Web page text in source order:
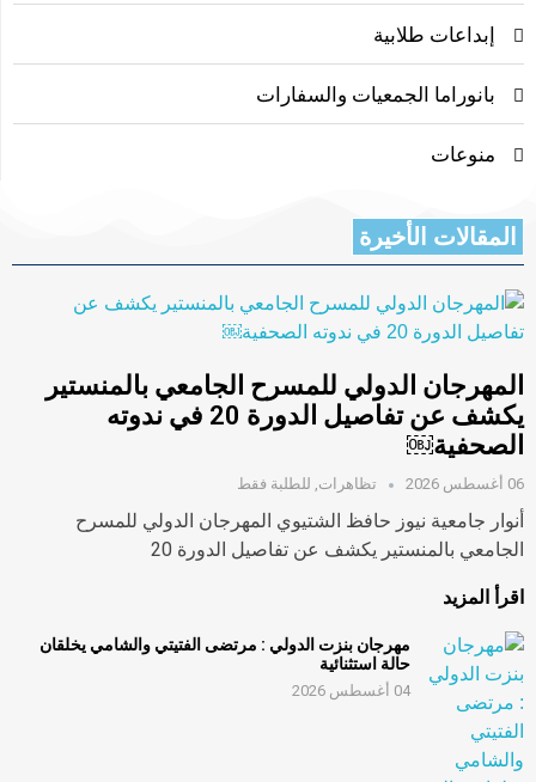
إبداعات طلابية
بانوراما الجمعيات والسفارات
منوعات
المقالات الأخيرة
المهرجان الدولي للمسرح الجامعي بالمنستير
يكشف عن تفاصيل الدورة 20 في ندوته
الصحفية￼
06 أغسطس 2026 تظاهرات, للطلبة فقط
أنوار جامعية نيوز حافظ الشتيوي المهرجان الدولي للمسرح
الجامعي بالمنستير يكشف عن تفاصيل الدورة 20
اقرأ المزيد
مهرجان بنزت الدولي : مرتضى الفتيتي والشامي يخلقان
حالة استثنائية
04 أغسطس 2026